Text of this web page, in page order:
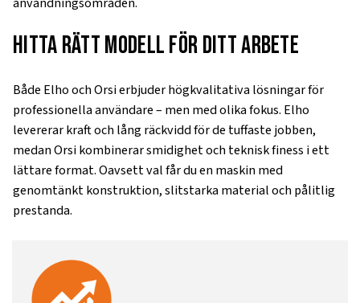
Hitta rätt modell för ditt arbete
Både Elho och Orsi erbjuder högkvalitativa lösningar för
professionella användare – men med olika fokus. Elho
levererar kraft och lång räckvidd för de tuffaste jobben,
medan Orsi kombinerar smidighet och teknisk finess i ett
lättare format. Oavsett val får du en maskin med
genomtänkt konstruktion, slitstarka material och pålitlig
prestanda.